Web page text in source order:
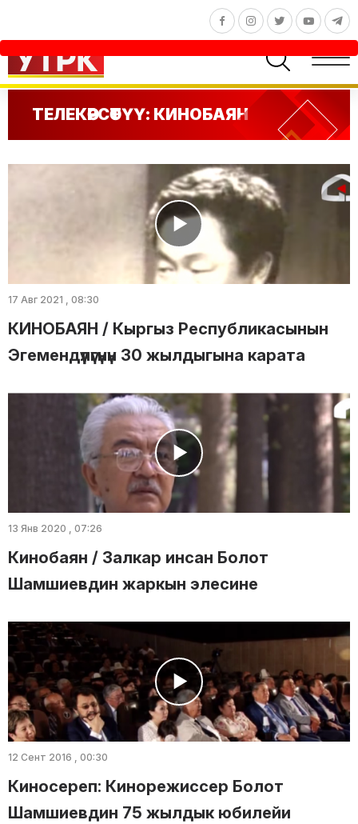
ТЕЛЕКӨРСӨТҮҮ: КИНОБАЯН
17 Авг 2021 , 08:30
КИНОБАЯН / Кыргыз Республикасынын
Эгемендүүлүгүнүн 30 жылдыгына карата
13 Янв 2020 , 07:26
Кинобаян / Залкар инсан Болот
Шамшиевдин жаркын элесине
12 Сент 2016 , 00:30
Киносереп: Кинорежиссер Болот
Шамшиевдин 75 жылдык юбилейи